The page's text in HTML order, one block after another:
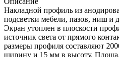
Накладной профиль из
подсветки мебели, пазов, ниш и
Экран утоплен в плоскости
источник света от прямого
размеры профиля составляют
ширину и 15 мм в высоту.